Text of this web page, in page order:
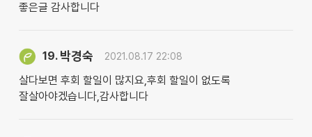
좋은글 감사합니다
19. 박경숙 2021.08.17 22:08
살다보면 후회 할일이 많지요,후회 할일이 없도록
잘살아야겠습니다,감사합니다